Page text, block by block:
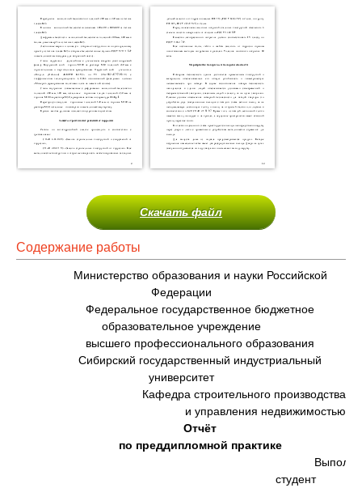
Скачать файл
Содержание работы
Министерство образования и науки Российской
Федерации
Федеральное государственное бюджетное
образовательное учреждение
высшего профессионального образования
Сибирский государственный индустриальный
университет
Кафедра строительного производства
и управления недвижимостью
Отчёт
по преддипломной практике
студент